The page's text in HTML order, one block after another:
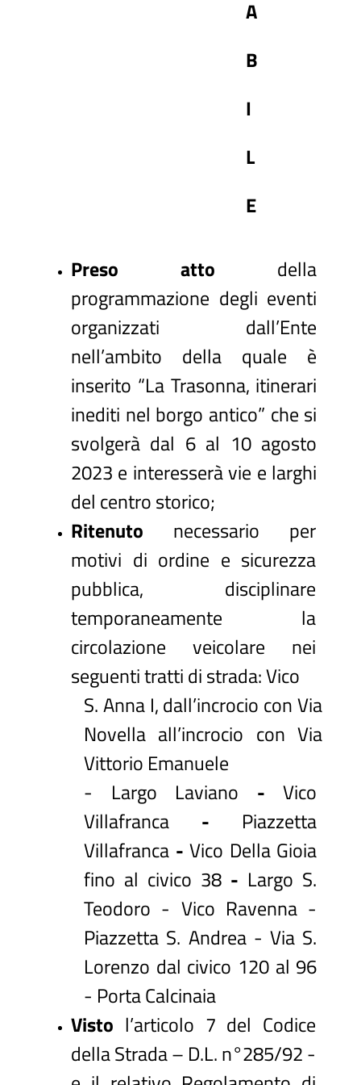
A
B
I
L
E
Preso atto della
programmazione degli eventi
organizzati dall’Ente
nell’ambito della quale è
inserito “La Trasonna, itinerari
inediti nel borgo antico” che si
svolgerà dal 6 al 10 agosto
2023 e interesserà vie e larghi
del centro storico;
Ritenuto necessario per
motivi di ordine e sicurezza
pubblica, disciplinare
temporaneamente la
circolazione veicolare nei
seguenti tratti di strada: Vico
S. Anna I, dall’incrocio con Via
Novella all’incrocio con Via
Vittorio Emanuele
- Largo Laviano -Vico
Villafranca - Piazzetta
Villafranca -Vico Della Gioia
fino al civico 38 - Largo S.
Teodoro - Vico Ravenna -
Piazzetta S. Andrea - Via S.
Lorenzo dal civico 120 al 96
- Porta Calcinaia
Visto l’articolo 7 del Codice
della Strada – D.L. n°285/92 -